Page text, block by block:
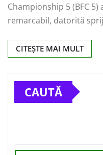
Championship 5 (BFC
remarcabil, datorită
CITEȘTE MAI MULT
CAUTĂ